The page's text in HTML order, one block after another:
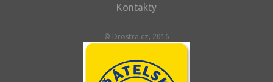
Kontakty
© Drostra.cz, 2016